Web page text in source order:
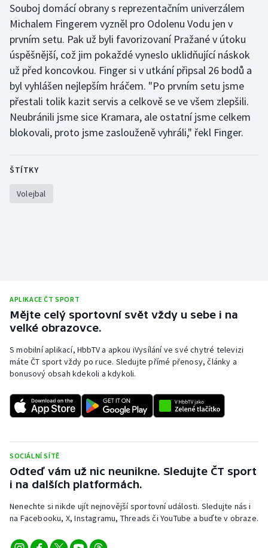
Lezení
Lyže a snowboard
Moderní pětiboj
Motorsport
Olympijské hry
Parasport
Plavání
Rychlostní kanoistika
Sportovní střelba
Stolní tenis
Veslování
Vodní slalom
Volejbal
Ostatní
Souboj domácí obrany s reprezentačním univerzálem
Michalem Fingerem vyzněl pro Odolenu Vodu jen v
prvním setu. Pak už byli favorizovaní Pražané v útoku
úspěšnější, což jim pokaždé vyneslo uklidňující náskok
už před koncovkou. Finger si v utkání připsal 26 bodů a
byl vyhlášen nejlepším hráčem. "Po prvním setu jsme
přestali tolik kazit servis a celkově se ve všem zlepšili.
Neubránili jsme sice Kramara, ale ostatní jsme celkem
blokovali, proto jsme zaslouženě vyhráli," řekl Finger.
ŠTÍTKY
Volejbal
APLIKACE ČT SPORT
Mějte celý sportovní svět vždy u sebe i na
velké obrazovce.
S mobilní aplikací, HbbTV a apkou iVysílání ve své chytré televizi
máte ČT sport vždy po ruce. Sledujte přímé přenosy, články a
bonusový obsah kdekoli a kdykoli.
SOCIÁLNÍ SÍTĚ
Odteď vám už nic neunikne. Sledujte ČT sport
i na dalších platformách.
Nenechte si nikde ujít nejnovější sportovní události. Sledujte nás i
na Facebooku, X, Instagramu, Threads či YouTube a buďte v obraze.